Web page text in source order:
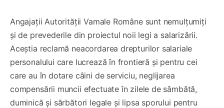
Angajații Autorității Vamale Române sunt nemulțumiți
și de prevederile din proiectul noii legi a salarizării.
Aceștia reclamă neacordarea drepturilor salariale
personalului care lucrează în frontieră și pentru cei
care au în dotare câini de serviciu, neglijarea
compensării muncii efectuate în zilele de sâmbătă,
duminică și sărbători legale și lipsa sporului pentru